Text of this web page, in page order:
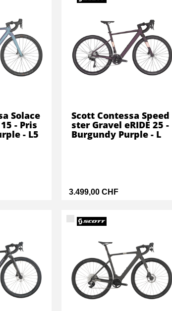
Solace
- Pris
- L5
3.499,00 CHF
Scott Contessa Speed
ster Gravel eRIDE 25 -
Burgundy Purple - L